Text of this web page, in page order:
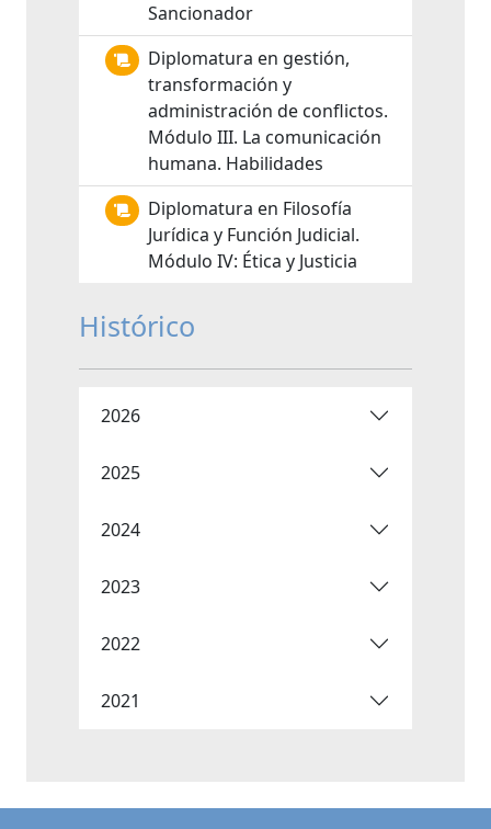
Sancionador
Diplomatura en gestión,
transformación y
administración de conflictos.
Módulo III. La comunicación
humana. Habilidades
Diplomatura en Filosofía
Jurídica y Función Judicial.
Módulo IV: Ética y Justicia
Histórico
2026
2025
2024
2023
2022
2021